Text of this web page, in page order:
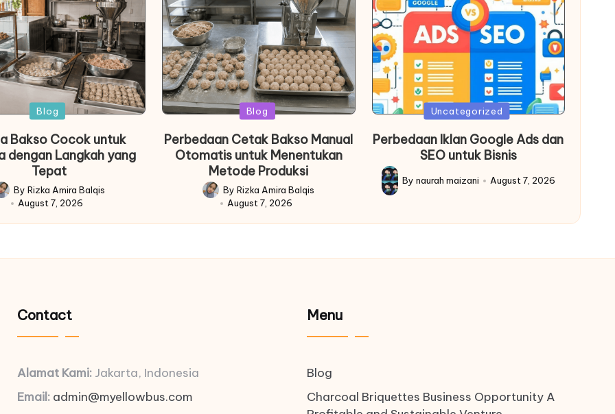
Posted
Blog
Bakso Cocok untuk
dengan Langkah yang
Tepat
By Rizka Amira Balqis
August 7, 2026
Posted
Blog
Perbedaan Cetak Bakso Manual
Otomatis untuk Menentukan
Metode Produksi
Posted
ByRizka Amira Balqis
August 7, 2026
Posted
Uncategorized
Perbedaan Iklan Google Ads dan
SEO untuk Bisnis
Posted
by
By naurah maizani August 7, 2026
Contact
Alamat Kami:Jakarta, Indonesia
Email: admin@myellowbus.com
Menu
Blog
Charcoal Briquettes Business Opportunity A